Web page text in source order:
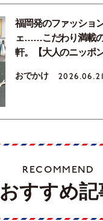
福岡発のファッショ
ェ……こだわり満載
軒。【大人のニッポ
おでかけ 2026.06.21
RECOMMEND
おすすめ記